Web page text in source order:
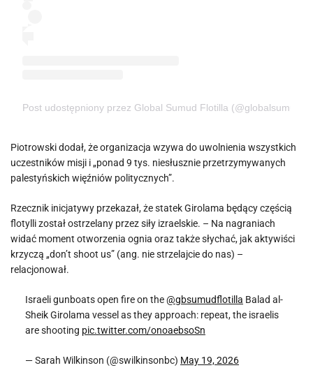
Post udostępniony przez Global Sumud Flotilla
Piotrowski dodał, że organizacja wzywa do uwolnienia wszystkich
uczestników misji i „ponad 9 tys. niesłusznie przetrzymywanych
palestyńskich więźniów politycznych”.
Rzecznik inicjatywy przekazał, że statek Girolama będący częścią
flotylli został ostrzelany przez siły izraelskie. – Na nagraniach
widać moment otworzenia ognia oraz także słychać, jak aktywiści
krzyczą „don’t shoot us” (ang. nie strzelajcie do nas) –
relacjonował.
Israeli gunboats open fire on the@gbsumudflotilla Balad al-
Sheik Girolama vessel as they approach: repeat, the israelis
are shooting pic.twitter.com/onoaebsoSn
— Sarah Wilkinson (@swilkinsonbc) May 19, 2026